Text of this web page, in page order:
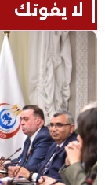
لا يفوتك